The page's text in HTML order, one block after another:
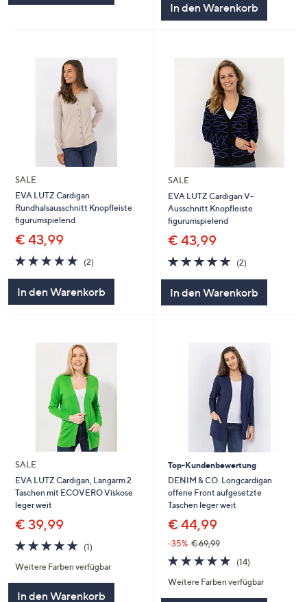
In den Warenkorb
SALE
EVA LUTZ Cardigan
Rundhalsausschnitt Knopfleiste
figurumspielend
€ 43,99
5.0
von
(2)2
In den Warenkorb
SALE
EVA LUTZ Cardigan V-
Ausschnitt Knopfleiste
figurumspielend
€ 43,99
5.0
von
(2)2
In den Warenkorb
SALE
EVA LUTZ Cardigan, Langarm 2
Taschen mit ECOVERO Viskose
leger weit
€ 39,99
5.0
von
5
(1)1
Weitere Farben verfügbar
In den Warenkorb
Top-Kundenbewertung
DENIM & CO. Longcardigan
offene Front aufgesetzte
Taschen leger weit
€ 44,99
-35% € 69,99
4.9
von
5
(14)14
Weitere Farben verfügbar